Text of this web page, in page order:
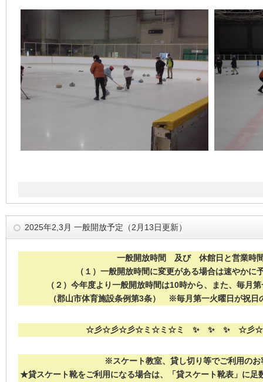
2025年2,3月 一般開放予定（2月13日更新）
一般開放時間 及び 休館日と営業時
（１）一般開放時間に変更がある場合は速やかに
（２）今年度より一般開放時間は10時から、また、毎月
（郡山市体育施設条例第3条） ※毎月第一火曜日が祝日
☆彡☆彡☆彡☆ミ☆ミ☆ミ ✨ ✨ ✨ ☆彡☆
※スケート教室、貸し切り等でご利用の
★貸スケート靴をご利用になる場合は、「貸スケート靴表」に足